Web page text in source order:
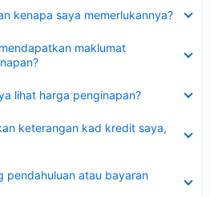
kenapa saya memerlukannya?
maklumat
lihat harga penginapan?
keterangan kad kredit saya,
pendahuluan atau bayaran